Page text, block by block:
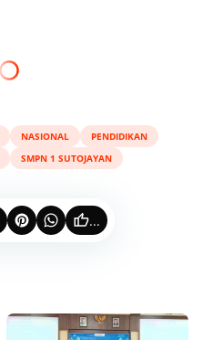
NASIONAL
PENDIDIKAN
SMPN 1 SUTOJAYAN
...